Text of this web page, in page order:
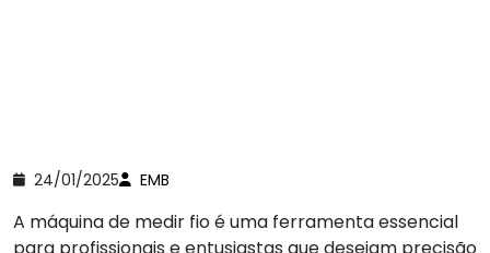
24/01/2025 EMB
A máquina de medir fio é uma ferramenta essencial
para profissionais e entusiastas que desejam precisão